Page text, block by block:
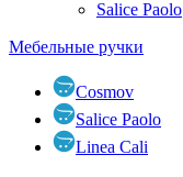
Salice Paolo
Мебельные ручки
Cosmov
Salice Paolo
Linea Cali